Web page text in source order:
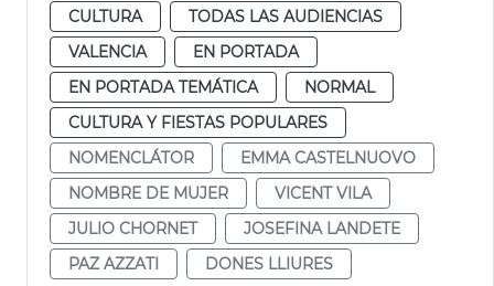
CULTURA
TODAS LAS AUDIENCIAS
VALENCIA
EN PORTADA
EN PORTADA TEMÁTICA
NORMAL
CULTURA Y FIESTAS POPULARES
NOMENCLÁTOR
EMMA CASTELNUOVO
NOMBRE DE MUJER
VICENT VILA
JULIO CHORNET
JOSEFINA LANDETE
PAZ AZZATI
DONES LLIURES